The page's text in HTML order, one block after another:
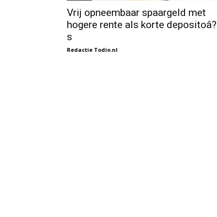
Vrij opneembaar spaargeld met
hogere rente als korte
s
Redactie Todio.nl